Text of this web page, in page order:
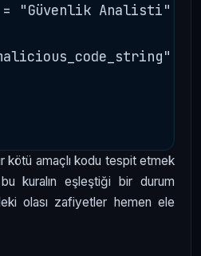
"Güvenlik Analisti"
kötü amaçlı kodu tespit etmek
kuralın eşleştiği bir durum
olası zafiyetler hemen ele